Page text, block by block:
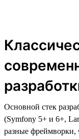
Основной стек
(Symfony 5+ и 6+,
разные фреймворки,